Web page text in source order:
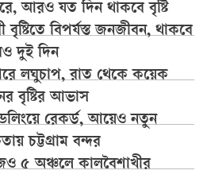
আরও যত দিন থাকবে বৃষ্টি
বৃষ্টিতে বিপর্যস্ত জনজীবন, থাকবে
দুই দিন
লঘুচাপ, রাত থেকে কয়েক
বৃষ্টির আভাস
রেকর্ড, আয়েও নতুন
চট্টগ্রাম বন্দর
৫ অঞ্চলে কালবৈশাখীর